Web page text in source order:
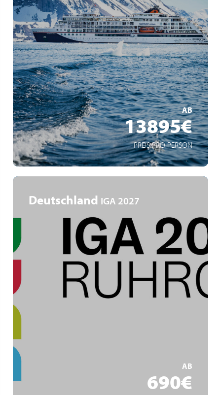
AB
13895€
PREIS PRO PERSON
Auf der Suche nach Polarlichtern
Tierbeobachtungen in der Heimat von Rentieren,
Polarfüchsen, Walrossen und Eisbären
Norwegens Inside Passage: imposante Fjordwelten mit
Wikingerhistorie
MEHR ERFAHREN
Deutschland IGA 2027
AB
690€